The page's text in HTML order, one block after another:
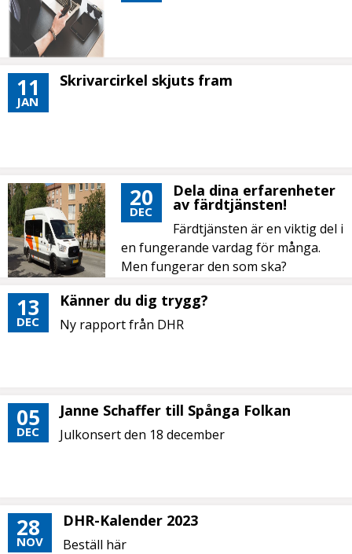
11
JAN
Skrivarcirkel skjuts fram
20
DEC
Dela dina erfarenheter
av färdtjänsten!
Färdtjänsten är en viktig del i
en fungerande vardag för många.
Men fungerar den som ska?
13
DEC
Känner du dig trygg?
Ny rapport från DHR
05
DEC
Janne Schaffer till Spånga Folkan
Julkonsert den 18 december
28
NOV
DHR-Kalender 2023
Beställ här